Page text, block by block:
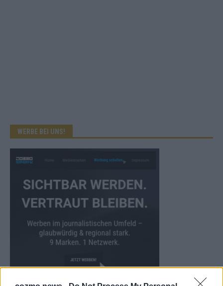
WERBE BEI UNS!